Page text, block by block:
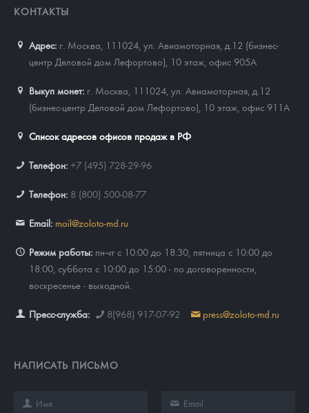
КОНТАКТЫ
Адрес: г. Москва, 111024 ул. Авиамоторная, д.12 (бизнес-
центр Деловой дом Лефортово), 10 этаж, офис 905А
Выкуп монет: г. Москва, 111024, ул. Авиамоторная, д.12
(бизнес-центр Деловой дом Лефортово), 10 этаж, офис 911А
Список адресов офисов продаж в РФ
Телефон: +7 (495) 728-29-96
Телефон: 8 (800) 500-08-77
Email: mail@zoloto-md.ru
Режим работы: пн-чт с 10:00 до 18:30, пятница с 10:00 до
18:00, суббота с 10:00 до 15:00 - по договоренности,
воскресенье - выходной.
Пресс-служба: 8(968) 917-07-92 press@zoloto-md.ru
НАПИСАТЬ ПИСЬМО